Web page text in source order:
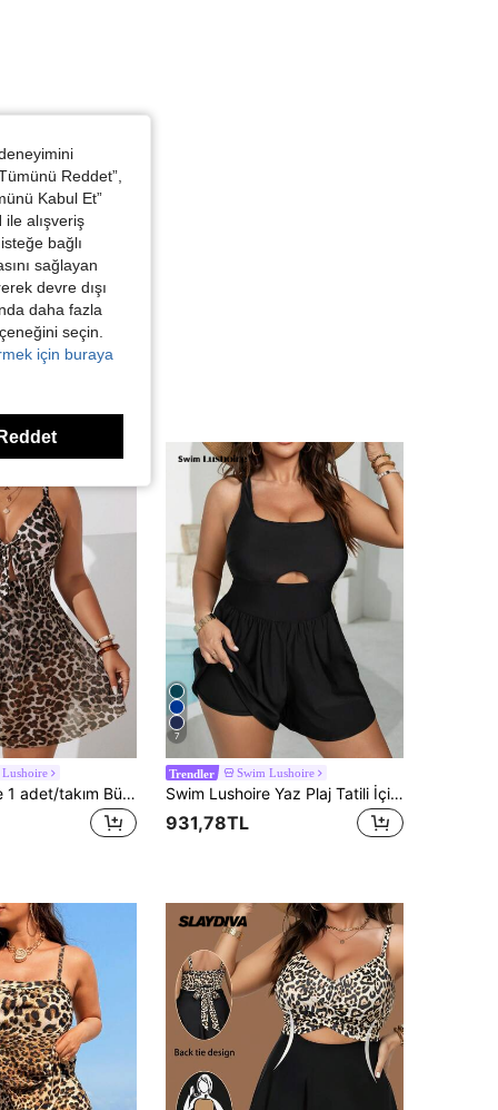
Swim Lushoire 1 adet/takım Büyük Beden Kadın Leopar Desenli Askılı Tek Parça Mayo
7
Trendler Swim Lushoire
Swim Lushoire Yaz Plaj Tatili İçin Büyük Beden Rahat Spor Kare Yaka Bol Tek Parça Mayo
931,78TL
Reddet”,
Kabul Et”
alışveriş
bağlı
sağlayan
devre dışı
daha fazla
seçin.
için buraya